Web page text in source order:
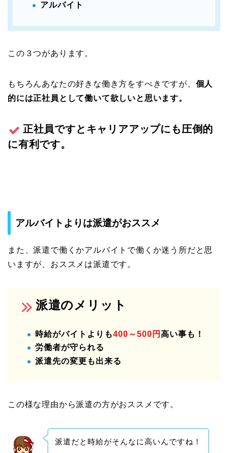
アルバイト
この３つがあります。
もちろんあなたの好きな働き方をすべきですが、 個人
的には正社員として働いて欲しいと思います。
正社員ですとキャリアアップにも圧倒的
に有利です。
アルバイトよりは派遣がおススメ
また、派遣で働くかアルバイトで働くか迷う所だと思
いますが、おススメは派遣です。
派遣のメリット
時給がバイトよりも400～500円 高い事も！
労働者が守られる
派遣先の変更も出来る
この様な理由から派遣の方がおススメです。
派遣だと時給がそんなに高いんですね！